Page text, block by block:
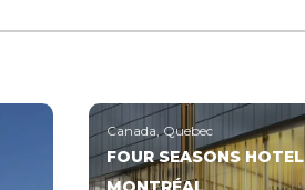
Canada, Quebec
FOUR SEASONS HOTEL